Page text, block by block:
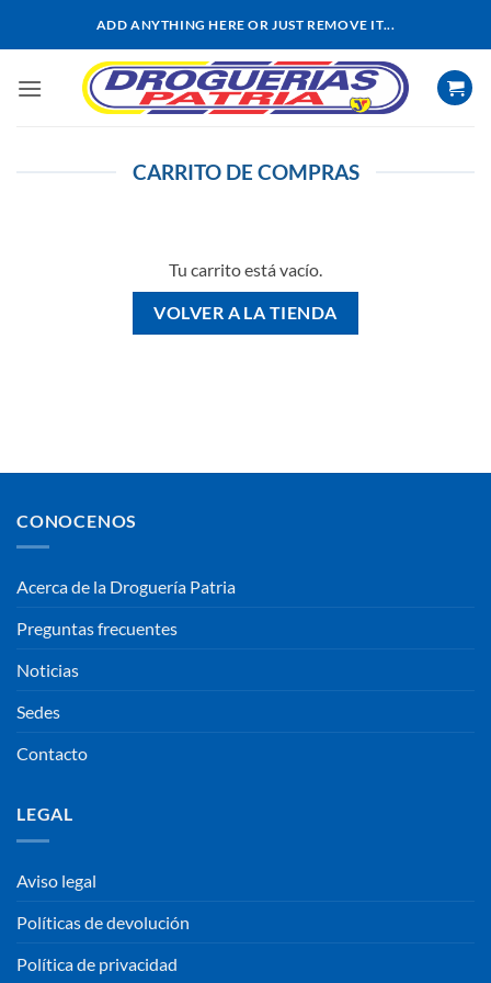
ADD ANYTHING HERE OR JUST REMOVE IT...
CARRITO DE COMPRAS
Tu carrito está vacío.
VOLVER A LA TIENDA
CONOCENOS
Acerca de la Droguería Patria
Preguntas frecuentes
Noticias
Sedes
Contacto
LEGAL
Aviso legal
Políticas de devolución
Política de privacidad